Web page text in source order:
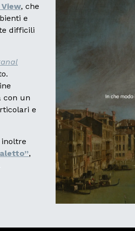
, che
e
difficili
con un
e
inoltre
,